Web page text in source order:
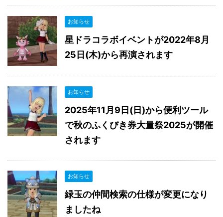
お知らせ
星ドラコラボイベントが2022年8月
25日(木)から再演されます
お知らせ
2025年11月9日(日)から便利ツール
で秋のふくびき券大量祭2025が開催
されます
お知らせ
緑玉の仲間検索の仕様が変更になり
ましたね